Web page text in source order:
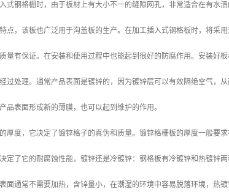
式钢格栅时，由于板材上有大小不一的缝隙网孔，非常适合在有水
点，该板也广泛用于沟盖板的生产。在加工插入式钢格板时，将采
量有保证。在安装和使用过程中也能起到很好的防腐作用。安装好
过处理。通常产品表面是镀锌的，因为镀锌层可以有效隔绝空气，
品表面形成新的薄膜，也可以起到维护的作用。
厚度，它决定了镀锌格子的真伪和质量。镀锌格栅板的厚度一般要
定了它的耐腐蚀性能，镀锌还是冷镀锌：钢格板有冷镀锌和热镀锌
面通常不需要加热，含锌量小，在潮湿的环境中容易脱落环境，热